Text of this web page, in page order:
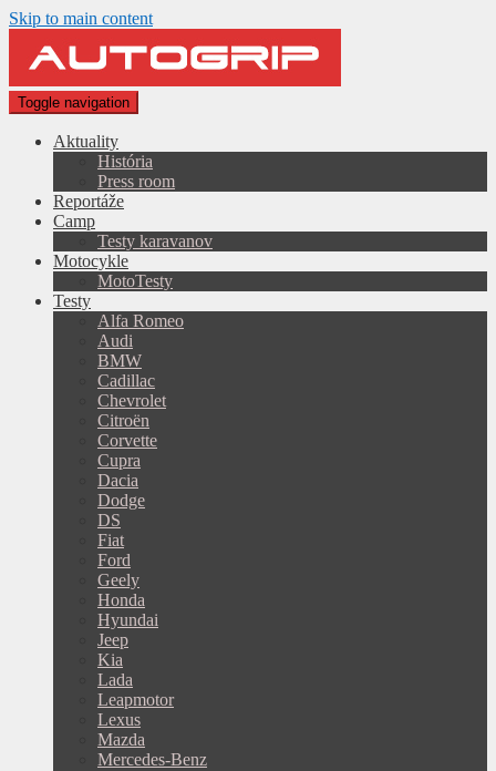
Skip to main content
Toggle navigation
Aktuality
História
Press room
Reportáže
Camp
Testy karavanov
Motocykle
MotoTesty
Testy
Alfa Romeo
Audi
BMW
Cadillac
Chevrolet
Citroën
Corvette
Cupra
Dacia
Dodge
DS
Fiat
Ford
Geely
Honda
Hyundai
Jeep
Kia
Lada
Leapmotor
Lexus
Mazda
Mercedes-Benz